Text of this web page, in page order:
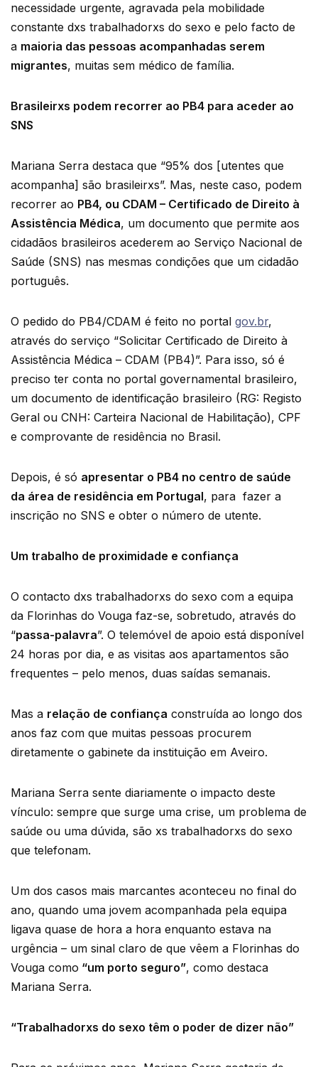
necessidade urgente, agravada pela mobilidade
constante dxs trabalhadorxs do sexo e pelo facto de
a maioria das pessoas acompanhadas serem
migrantes, muitas sem médico de família.
Brasileirxs podem recorrer ao PB4 para aceder ao
SNS
Mariana Serra destaca que “95% dos [utentes que
acompanha] são brasileirxs”. Mas, neste caso, podem
recorrer ao PB4, ou CDAM – Certificado de Direito à
Assistência Médica, um documento que permite aos
cidadãos brasileiros acederem ao Serviço Nacional de
Saúde (SNS) nas mesmas condições que um cidadão
português.
O pedido do PB4/CDAM é feito no portal gov.br,
através do serviço “Solicitar Certificado de Direito à
Assistência Médica – CDAM (PB4)”. Para isso, só é
preciso ter conta no portal governamental brasileiro,
um documento de identificação brasileiro (RG: Registo
Geral ou CNH: Carteira Nacional de Habilitação), CPF
e comprovante de residência no Brasil.
Depois, é só apresentar o PB4 no centro de saúde
da área de residência em Portugal, para fazer a
inscrição no SNS e obter o número de utente.
Um trabalho de proximidade e confiança
O contacto dxs trabalhadorxs do sexo com a equipa
da Florinhas do Vouga faz-se, sobretudo, através do
“passa-palavra”. O telemóvel de apoio está disponível
24 horas por dia, e as visitas aos apartamentos são
frequentes – pelo menos, duas saídas semanais.
Mas a relação de confiança construída ao longo dos
anos faz com que muitas pessoas procurem
diretamente o gabinete da instituição em Aveiro.
Mariana Serra sente diariamente o impacto deste
vínculo: sempre que surge uma crise, um problema de
saúde ou uma dúvida, são xs trabalhadorxs do sexo
que telefonam.
Um dos casos mais marcantes aconteceu no final do
ano, quando uma jovem acompanhada pela equipa
ligava quase de hora a hora enquanto estava na
urgência – um sinal claro de que vêem a Florinhas do
Vouga como “um porto seguro”, como destaca
Mariana Serra.
“Trabalhadorxs do sexo têm o poder de dizer não”